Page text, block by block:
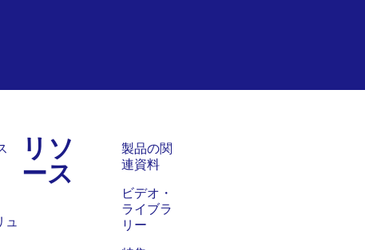
リソ
ース
製品の関
連資料
ビデオ・
ライブラ
リー